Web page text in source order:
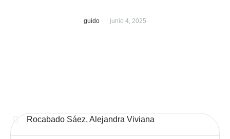
guido junio 4, 2025
Rocabado Sáez, Alejandra Viviana